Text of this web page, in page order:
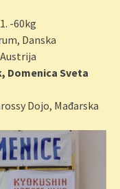
-60kg
Danska
Domenica Sveta
Dojo, Mađarska